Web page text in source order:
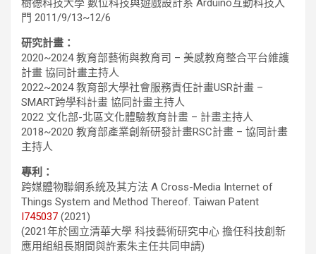
樹德科技大學 數位科技與遊戲設計系 Arduino互動科技入
門 2011/9/13~12/6
研究計畫：
2020~2024 教育部藝術與教育司 – 美感教育整合平台維護
計畫 協同計畫主持人
2022~2024 教育部大學社會服務責任計畫USR計畫 –
SMART跨學科計畫 協同計畫主持人
2022 文化部-北區文化體驗教育計畫 – 計畫主持人
2018~2020 教育部產業創新研發計畫RSC計畫 – 協同計畫
主持人
專利：
跨媒體物聯網系統及其方法 A Cross-Media Internet of
Things System and Method Thereof. Taiwan Patent
I745037 (2021)
(2021年於國立清華大學 科技藝術研究中心 擔任科技創新
應用組組長期間與許素朱主任共同申請)